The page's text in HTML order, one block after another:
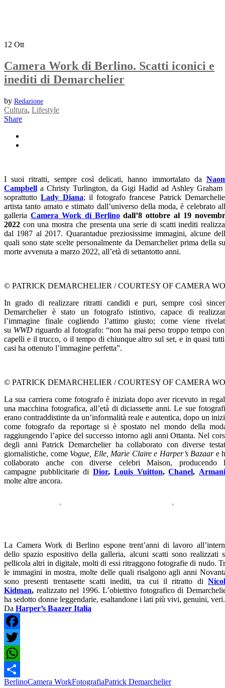
12 Ott
Camera Work di Berlino. Scatti iconici e
inediti di Demarchelier
by Redazione
Cultura, Lifestyle
Share
I suoi ritratti, sempre così delicati, hanno immortalato da
Campbell a Christy Turlington, da Gigi Hadid ad Ashley Graham
soprattutto Lady Diana; il fotografo francese Patrick
artista tanto amato e stimato dall’universo della moda, è celebrato
galleria Camera Work di Berlino dall’8 ottobre al 19
2022 con una mostra che presenta una serie di scatti inediti
dal 1987 al 2017. Quarantadue preziosissime immagini, alcune
quali sono state scelte personalmente da Demarchelier prima della
morte avvenuta a marzo 2022, all’età di settantotto anni.
© PATRICK DEMARCHELIER / COURTESY OF CAMERA
In grado di realizzare ritratti candidi e puri, sempre così
Demarchelier è stato un fotografo istintivo, capace di
l’immagine finale cogliendo l’attimo giusto; come viene
su WWD riguardo al fotografo: “non ha mai perso troppo tempo
capelli e il trucco, o il tempo di chiunque altro sul set, e in quasi
casi ha ottenuto l’immagine perfetta”.
© PATRICK DEMARCHELIER / COURTESY OF CAMERA
La sua carriera come fotografo è iniziata dopo aver ricevuto in
una macchina fotografica, all’età di diciassette anni. Le sue
erano contraddistinte da un’informalità reale e autentica, dopo un
come fotografo da reportage si è spostato nel mondo della
raggiungendo l’apice del successo intorno agli anni Ottanta. Nel
degli anni Patrick Demarchelier ha collaborato con diverse
giornalistiche, come Vogue, Elle, Marie Claire e Harper’s Bazaare
collaborato anche con diverse celebri Maison, producendo
campagne pubblicitarie diDior, Louis Vuitton,Chanel,
molte altre ancora.
La Camera Work di Berlino espone trent’anni di lavoro
dello spazio espositivo della galleria, alcuni scatti sono realizzati
pellicola altri in digitale, molti di essi ritraggono fotografie di nudo.
le immagini in mostra, molte delle quali risalgono agli anni
sono presenti trentasette scatti inediti, tra cui il ritratto di
Kidman, realizzato nel 1996. L’obiettivo fotografico di
ha sedotto donne leggendarie, esaltandone i lati più vivi, genuini, veri.
Da Harper’s Baazer Italia
Facebook
Twitter
WhatsApp
Condividi
BerlinoCamera WorkFotografiaPatrick Demarchelier